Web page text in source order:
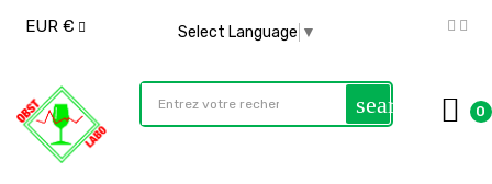
EUR € Select Language ▼
search 0